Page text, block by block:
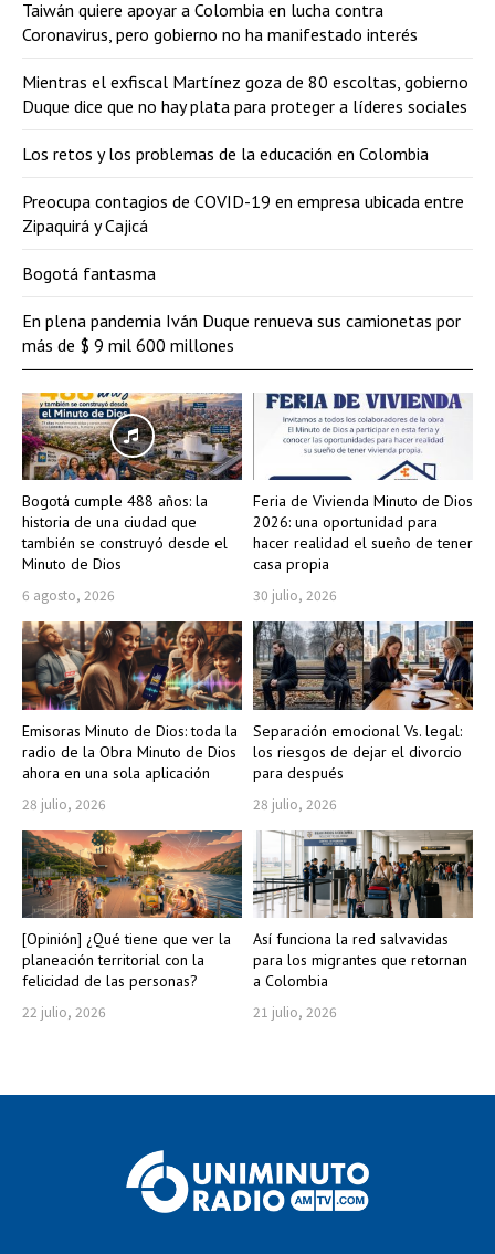
Bogotá cumple 488 años: la
historia de una ciudad que
también se construyó desde el
Minuto de Dios
6 agosto, 2026
Feria de Vivienda Minuto de Dios
2026: una oportunidad para
hacer realidad el sueño de tener
casa propia
30 julio, 2026
Emisoras Minuto de Dios: toda la
radio de la Obra Minuto de Dios
ahora en una sola aplicación
28 julio, 2026
Separación emocional Vs. legal:
los riesgos de dejar el divorcio
para después
28 julio, 2026
[Opinión] ¿Qué tiene que ver la
planeación territorial con la
felicidad de las personas?
22 julio, 2026
Así funciona la red salvavidas
para los migrantes que retornan
a Colombia
21 julio, 2026
Taiwán quiere apoyar a Colombia en lucha contra
Coronavirus, pero gobierno no ha manifestado interés
Mientras el exfiscal Martínez goza de 80 escoltas, gobierno
Duque dice que no hay plata para proteger a líderes sociales
Los retos y los problemas de la educación en Colombia
Preocupa contagios de COVID-19 en empresa ubicada entre
Zipaquirá y Cajicá
Bogotá fantasma
En plena pandemia Iván Duque renueva sus camionetas por
más de $ 9 mil 600 millones